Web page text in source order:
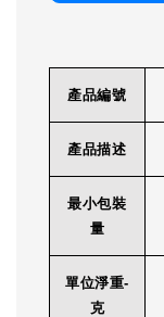
產品編號
產品描述
最小包裝
量
單位淨重-
克